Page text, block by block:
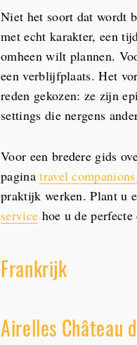
Niet het soort dat wordt
met echt karakter, een
omheen wilt plannen.
een verblijfplaats. Het
reden gekozen: ze zijn
settings die nergens
Voor een bredere gids
paginatravel
praktijk werken. Plant u
service hoe u de
Frankrijk
Airelles Château